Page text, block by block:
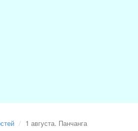
1 августа. Панчанга